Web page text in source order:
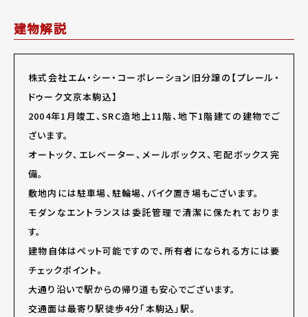
建物解説
株式会社エム・シー・コーポレーション旧分譲の【プレール・
ドゥーク文京本駒込】
2004年1月竣工、SRC造地上11階、地下1階建ての建物でご
ざいます。
オートック、エレベーター、メールボックス、宅配ボックス完
備。
敷地内には駐車場、駐輪場、バイク置き場もございます。
モダンなエントランスは委託管理で清潔に保たれておりま
す。
建物自体はペット可能ですので、所有者になられる方には要
チェックポイント。
大通り沿いで駅からの帰り道も安心でございます。
交通面は最寄り駅徒歩4分「本駒込」駅。